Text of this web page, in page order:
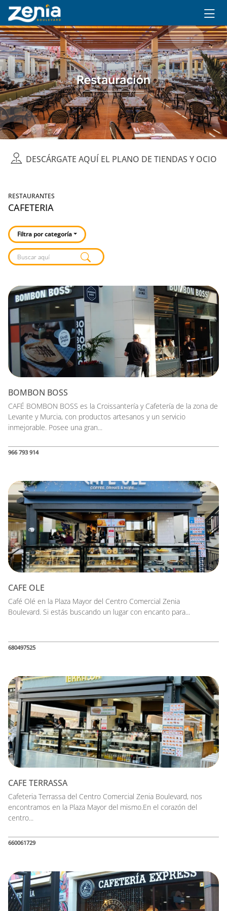
Ir al contenido principal
DESCÁRGATE AQUÍ EL PLANO DE TIENDAS Y OCIO
RESTAURANTES
CAFETERIA
Filtra por categoría
Listado de locales
BOMBON BOSS
CAFÉ BOMBON BOSS es la Croissantería y Cafetería de la zona de
Levante y Murcia, con productos artesanos y un servicio
inmejorable. Posee una gran...
966 793 914
CAFE OLE
Café Olé en la Plaza Mayor del Centro Comercial Zenia
Boulevard. Si estás buscando un lugar con encanto para...
680497525
CAFE TERRASSA
Cafeteria Terrassa del Centro Comercial Zenia Boulevard, nos
encontramos en la Plaza Mayor del mismo.En el corazón del
centro...
660061729